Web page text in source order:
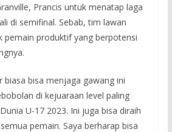
Prancis untuk menatap laga
di semifinal. Sebab, tim lawan
pemain produktif yang berpotensi
biasa bisa menjaga gawang ini
di kejuaraan level paling
U-17 2023. Ini juga bisa diraih
pemain. Saya berharap bisa